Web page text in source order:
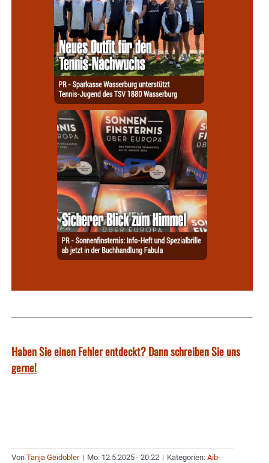
Haben Sie einen Fehler entdeckt? Dann schreiben Sie uns
gerne!
Von Tanja Geidobler | Mo. 12.5.2025 - 20:22 | Kategorien: Aib-